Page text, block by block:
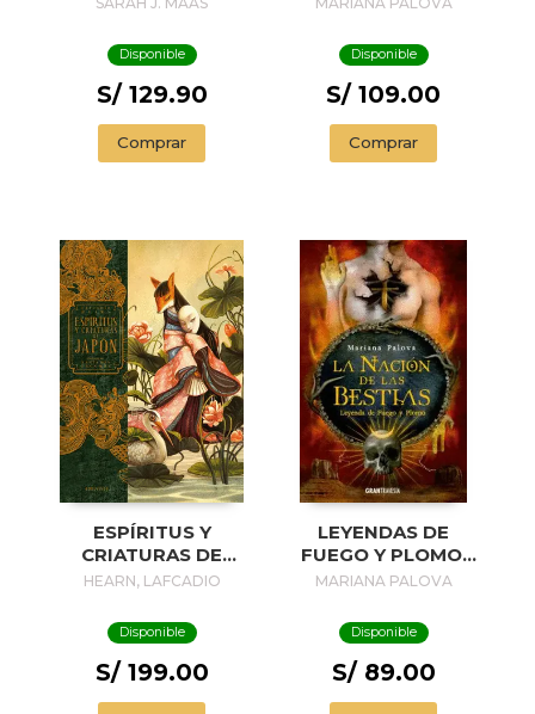
Disponible
S/ 129.90
Comprar
Disponible
S/ 109.00
Comprar
ESPÍRITUS Y
CRIATURAS DE
JAPÓN
HEARN, LAFCADIO
Disponible
S/ 199.00
LEYENDAS DE
FUEGO Y PLOMO:
LA NACIÓN DE LAS
MARIANA PALOVA
Disponible
S/ 89.00